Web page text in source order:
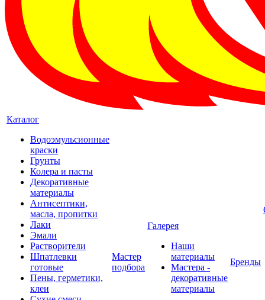
Каталог
Водоэмульсионные
краски
Грунты
Колера и пасты
Декоративные
материалы
Антисептики,
масла, пропитки
Лаки
Эмали
Растворители
Шпатлевки
готовые
Пены, герметики,
клеи
Мастер
подбора
Галерея
Наши
материалы
Мастера -
декоративные
материалы
Бренды